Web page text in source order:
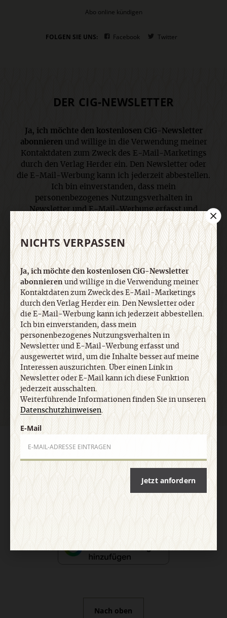
Abo online kündigen
FOLGEN SIE UNS: Facebook Twitter
DER CIG-NEWSLETTER
Ja, ich möchte den kostenlosen CiG-Newsletter
abonnieren und willige in die Verwendung meiner
Kontaktdaten zum Zweck des E-Mail-Marketings
durch den Verlag Herder ein. Den Newsletter oder
die E-Mail-Werbung kann ich jederzeit abbestellen.
Ich bin einverstanden, dass mein
personenbezogenes Nutzungsverhalten in
Newsletter und E-Mail-Werbung erfasst und
ausgewertet wird, um die Inhalte besser auf meine
Interessen auszurichten. Über einen Link in
Newsletter oder E-Mail kann ich diese Funktion
jederzeit ausschalten. Weiterführende
Informationen finden Sie in unseren
Datenschutzhinweisen.
E-Mail
Jetzt anmelden
AGB und Widerrufsbelehrung
Abo online kündigen
Nach oben
NICHTS VERPASSEN
Ja, ich möchte den kostenlosen CiG-Newsletter
abonnierenund willige in die Verwendung meiner
Kontaktdaten zum Zweck des E-Mail-Marketings
durch den Verlag Herder ein. Den Newsletter oder
die E-Mail-Werbung kann ich jederzeit abbestellen.
Ich bin einverstanden, dass mein
personenbezogenes Nutzungsverhalten in
Newsletter und E-Mail-Werbung erfasst und
ausgewertet wird, um die Inhalte besser auf meine
Interessen auszurichten. Über einen Link in
Newsletter oder E-Mail kann ich diese Funktion
jederzeit ausschalten.
Weiterführende Informationen finden Sie in unseren
Datenschutzhinweisen.
E-Mail
Jetzt anfordern